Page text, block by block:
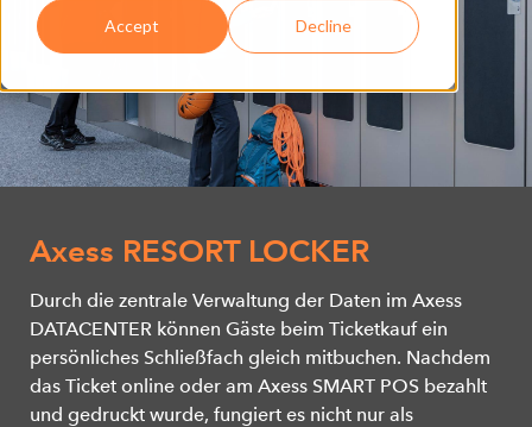
Accept Decline
Axess RESORT LOCKER
Durch die zentrale Verwaltung der Daten im Axess
DATACENTER können Gäste beim Ticketkauf ein
persönliches Schließfach gleich mitbuchen. Nachdem
das Ticket online oder am Axess SMART POS bezahlt
und gedruckt wurde, fungiert es nicht nur als